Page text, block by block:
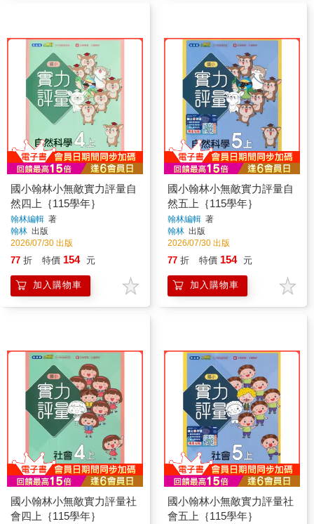
國小翰林小無敵實力評量自
然四上｛115學年｝
翰林編輯 著
翰林 出版
2026/07/30 出版
77 折 特價 154 元
加入購物車
國小翰林小無敵實力評量自
然五上｛115學年｝
翰林編輯 著
翰林 出版
2026/07/30 出版
77 折 特價 154 元
加入購物車
國小翰林小無敵實力評量社
會四上｛115學年｝
國小翰林小無敵實力評量社
會五上｛115學年｝